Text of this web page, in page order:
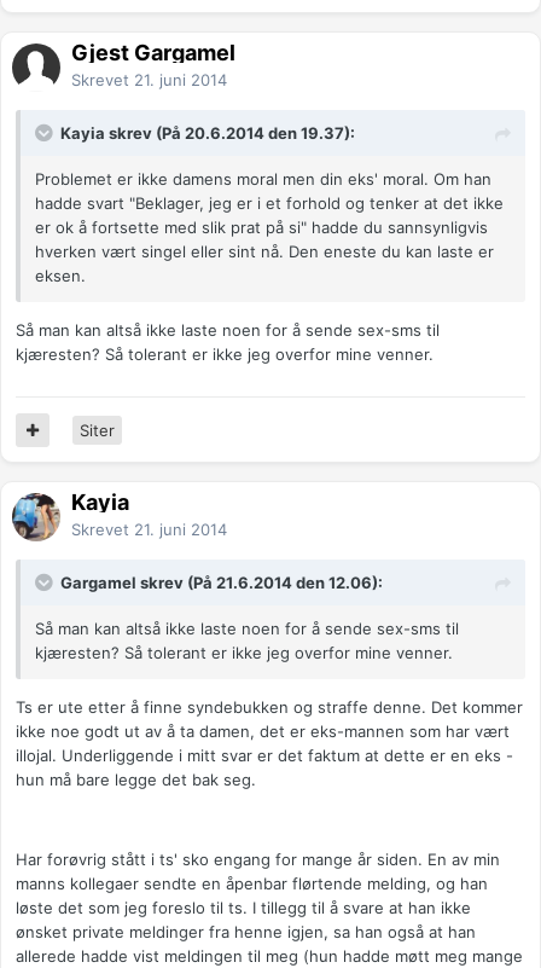
Gjest Gargamel
Skrevet 21. juni 2014
Kayia skrev (På 20.6.2014 den 19.37):
Problemet er ikke damens moral men din eks' moral. Om han
hadde svart "Beklager, jeg er i et forhold og tenker at det ikke
er ok å fortsette med slik prat på si" hadde du sannsynligvis
hverken vært singel eller sint nå. Den eneste du kan laste er
eksen.
Så man kan altså ikke laste noen for å sende sex-sms til
kjæresten? Så tolerant er ikke jeg overfor mine venner.
Siter
Kayia
Skrevet 21. juni 2014
Gargamel skrev (På 21.6.2014 den 12.06):
Så man kan altså ikke laste noen for å sende sex-sms til
kjæresten? Så tolerant er ikke jeg overfor mine venner.
Ts er ute etter å finne syndebukken og straffe denne. Det kommer
ikke noe godt ut av å ta damen, det er eks-mannen som har vært
illojal. Underliggende i mitt svar er det faktum at dette er en eks -
hun må bare legge det bak seg.
Har forøvrig stått i ts' sko engang for mange år siden. En av min
manns kollegaer sendte en åpenbar flørtende melding, og han
løste det som jeg foreslo til ts. I tillegg til å svare at han ikke
ønsket private meldinger fra henne igjen, sa han også at han
allerede hadde vist meldingen til meg (hun hadde møtt meg mange